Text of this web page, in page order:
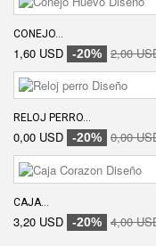
CONEJO...
1,60 USD -20% 2,00
RELOJ PERRO...
0,00 USD -20% 0,00
CAJA...
3,20 USD -20% 4,00